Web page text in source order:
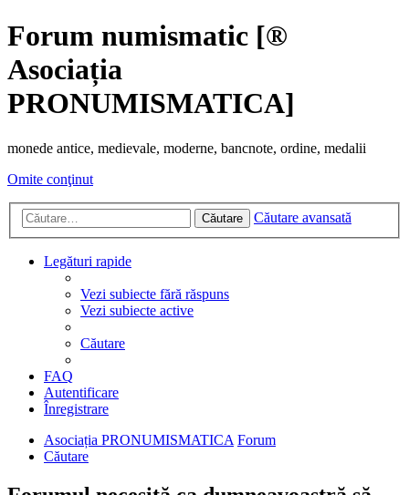
Forum numismatic [®
Asociația
PRONUMISMATICA]
monede antice, medievale, moderne, bancnote, ordine, medalii
Omite conţinut
Căutare Căutare avansată
Legături rapide
Vezi subiecte fără răspuns
Vezi subiecte active
Căutare
FAQ
Autentificare
Înregistrare
Asociația PRONUMISMATICA Forum
Căutare